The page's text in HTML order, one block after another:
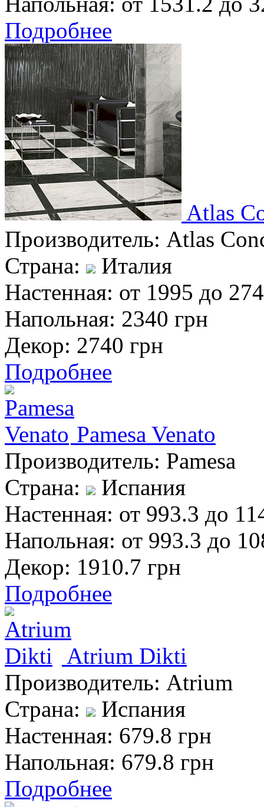
Подробнее
Atlas
Производитель: Atlas
Страна:
Италия
Настенная: от 1995 до
Напольная: 2340 грн
Декор: 2740 грн
Подробнее
Pamesa Venato
Производитель: Pamesa
Страна:
Испания
Настенная: от 993.3 до
Напольная: от 993.3 до
Декор: 1910.7 грн
Подробнее
Atrium Dikti
Производитель: Atrium
Страна:
Испания
Настенная: 679.8 грн
Напольная: 679.8 грн
Подробнее